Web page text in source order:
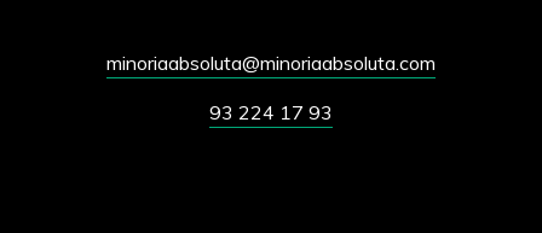
minoriaabsoluta@minoriaabsoluta.com
93 224 17 93